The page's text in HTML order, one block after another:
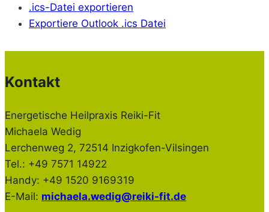
.ics-Datei exportieren
Exportiere Outlook .ics Datei
Kontakt
Energetische Heilpraxis Reiki-Fit
Michaela Wedig
Lerchenweg 2, 72514 Inzigkofen-Vilsingen
Tel.: +49 7571 14922
Handy: +49 1520 9169319
E-Mail: michaela.wedig@reiki-fit.de